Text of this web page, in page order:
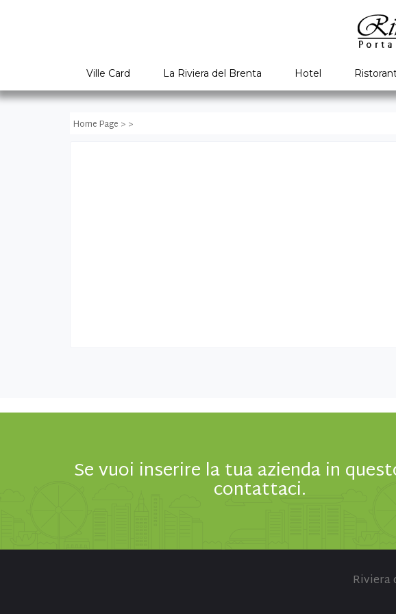
Ville Card La Riviera del Brenta Hotel
Home Page > >
Se vuoi inserire la tua azienda in
contattaci.
Riviera